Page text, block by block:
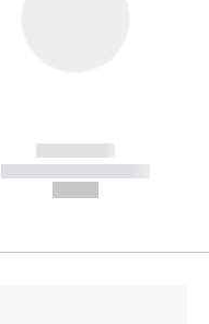
------------
----------- -----------